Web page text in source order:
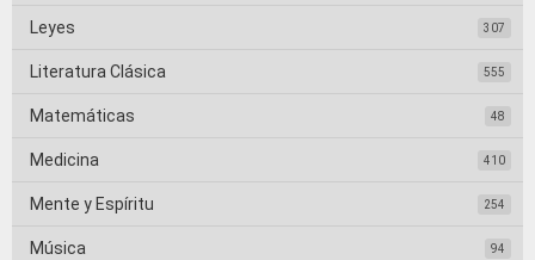
Leyes 307
Literatura Clásica 555
Matemáticas 48
Medicina 410
Mente y Espíritu 254
Música 94